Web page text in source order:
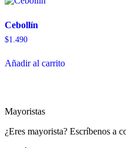
Cebollín
$1.490
Añadir al carrito
Mayoristas
¿Eres mayorista? Escríbenos a